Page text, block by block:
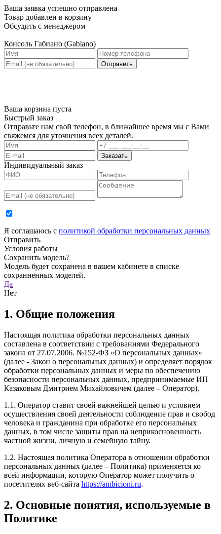
Ваша заявка успешно отправлена
Товар добавлен в корзину
Обсудить с менеджером
Консоль Габиано (Gabiano)
Отправить
Ваша корзина пуста
Быстрый заказ
Отправьте нам свой телефон, в ближайшее время мы с Вами
свяжемся для уточнения всех деталей.
Заказать
Индивидуальный заказ
Я соглашаюсь с политикой обработки персональных данных
Отправить
Условия работы
Сохранить модель?
Модель будет сохранена в вашем кабинете в списке
сохранненных моделей.
Да
Нет
1. Общие положения
Настоящая политика обработки персональных данных
составлена в соответствии с требованиями Федерального
закона от 27.07.2006. №152-ФЗ «О персональных данных»
(далее - Закон о персональных данных) и определяет порядок
обработки персональных данных и меры по обеспечению
безопасности персональных данных, предпринимаемые ИП
Казаковым Дмитрием Михайловичем (далее – Оператор).
1.1. Оператор ставит своей важнейшей целью и условием
осуществления своей деятельности соблюдение прав и свобод
человека и гражданина при обработке его персональных
данных, в том числе защиты прав на неприкосновенность
частной жизни, личную и семейную тайну.
1.2. Настоящая политика Оператора в отношении обработки
персональных данных (далее – Политика) применяется ко
всей информации, которую Оператор может получить о
посетителях веб-сайта https://ambicioni.ru.
2. Основные понятия, используемые в
Политике